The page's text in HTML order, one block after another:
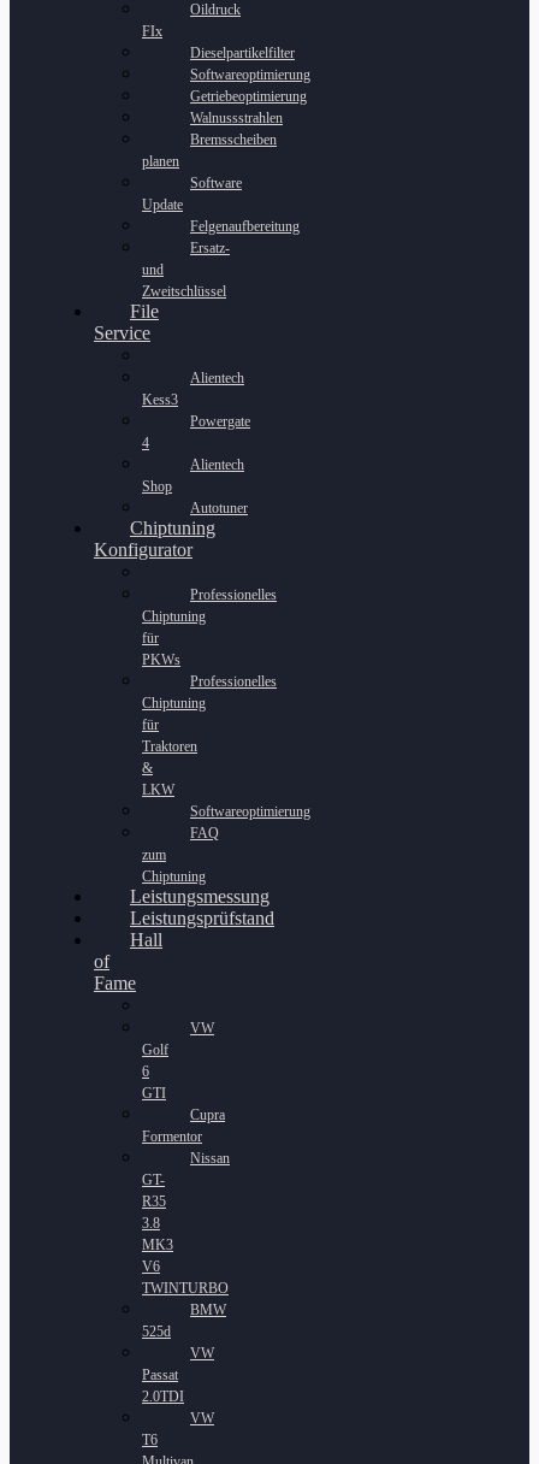
Oildruck
FIx
Dieselpartikelfilter
Softwareoptimierung
Getriebeoptimierung
Walnussstrahlen
Bremsscheiben
planen
Software
Update
Felgenaufbereitung
Ersatz-
und
Zweitschlüssel
File
Service
Alientech
Kess3
Powergate
4
Alientech
Shop
Autotuner
Chiptuning
Konfigurator
Professionelles
Chiptuning
für
PKWs
Professionelles
Chiptuning
für
Traktoren
&
LKW
Softwareoptimierung
FAQ
zum
Chiptuning
Leistungsmessung
Leistungsprüfstand
Hall
of
Fame
VW
Golf
6
GTI
Cupra
Formentor
Nissan
GT-
R35
3.8
MK3
V6
TWINTURBO
BMW
525d
VW
Passat
2.0TDI
VW
T6